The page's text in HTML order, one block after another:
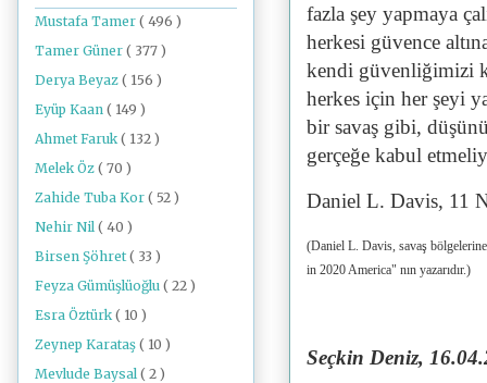
fazla şey yapmaya
herkesi güvence
kendi güvenliğimizi
herkes için her şeyi
bir savaş gibi,
gerçeğe kabul
Daniel L. Davis, 11
(Daniel L. Davis, savaş
in 2020 America" ​​nın yazarıdır.)
Seçkin Deniz, 16.04
Mustafa Tamer ( 496 )
Tamer Güner ( 377 )
Derya Beyaz ( 156 )
Eyüp Kaan ( 149 )
Ahmet Faruk ( 132 )
Melek Öz ( 70 )
Zahide Tuba Kor ( 52 )
Nehir Nil ( 40 )
Birsen Şöhret ( 33 )
Feyza Gümüşlüoğlu ( 22 )
Esra Öztürk ( 10 )
Zeynep Karataş ( 10 )
Mevlude Baysal ( 2 )